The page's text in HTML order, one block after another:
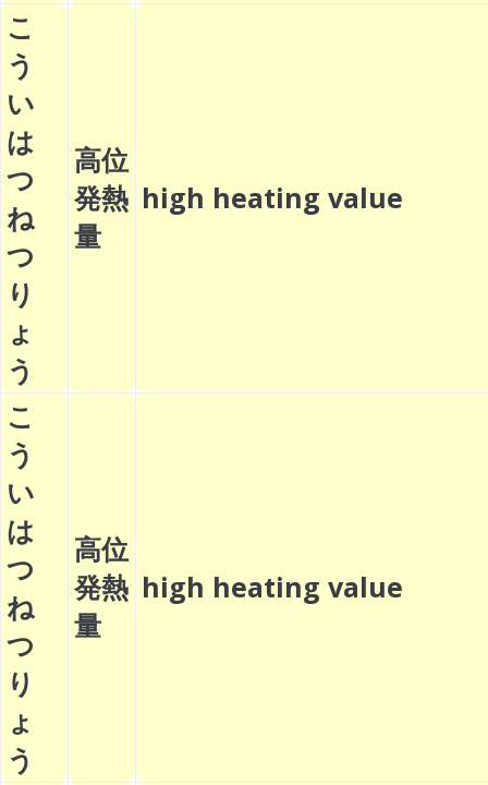
こ
う
い
は
つ
ね
つ
り
ょ
う
高位
発熱
量
high heating value
こ
う
い
は
つ
ね
つ
り
ょ
う
高位
発熱
量
high heating value